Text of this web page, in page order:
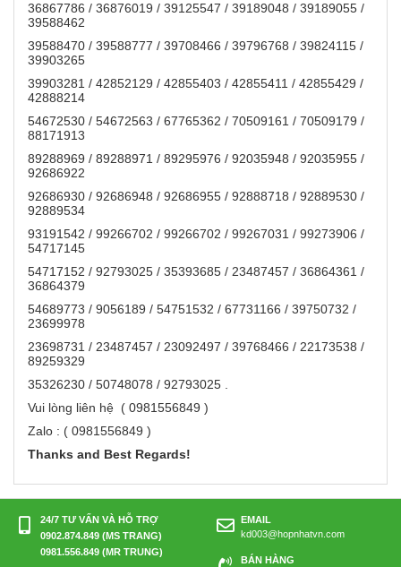
36867786 / 36876019 / 39125547 / 39189048 / 39189055 /
39588462
39588470 / 39588777 / 39708466 / 39796768 / 39824115 /
39903265
39903281 / 42852129 / 42855403 / 42855411 / 42855429 /
42888214
54672530 / 54672563 / 67765362 / 70509161 / 70509179 /
88171913
89288969 / 89288971 / 89295976 / 92035948 / 92035955 /
92686922
92686930 / 92686948 / 92686955 / 92888718 / 92889530 /
92889534
93191542 / 99266702 / 99266702 / 99267031 / 99273906 /
54717145
54717152 / 92793025 / 35393685 / 23487457 / 36864361 /
36864379
54689773 / 9056189 / 54751532 / 67731166 / 39750732 /
23699978
23698731 / 23487457 / 23092497 / 39768466 / 22173538 /
89259329
35326230 / 50748078 / 92793025 .
Vui lòng liên hệ ( 0981556849 )
Zalo : ( 0981556849 )
Thanks and Best Regards!
24/7 TƯ VẤN VÀ HỖ TRỢ
0902.874.849 (MS TRANG)
0981.556.849 (MR TRUNG)
EMAIL
kd003@hopnhatvn.com
BÁN HÀNG